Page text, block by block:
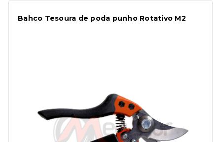
Bahco Tesoura de poda punho Rotativo M2